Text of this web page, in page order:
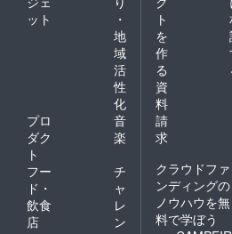
ット
・
地
域
活
性
化
プロ
ダク
ト
音
楽
フー
ド・
飲食
店
チ
ャ
レ
ン
ト
を
作
る
資
料
請
求
クラウドファ
ンディングの
ノウハウを無
料で学ぼう